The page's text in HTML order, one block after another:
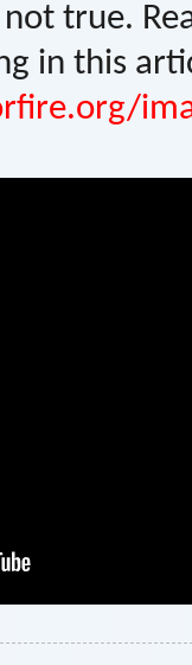
true.
in this